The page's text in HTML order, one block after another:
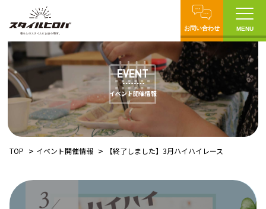
お問い合わせ MENU
EVENT
イベント開催情報
TOP イベント開催情報 【終了しました】3月ハイハイレース